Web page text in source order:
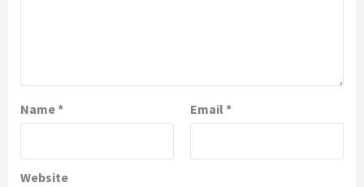
Name* Email *
Website